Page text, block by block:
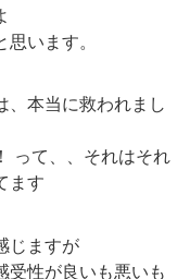
います。
、本当に救われまし
って、、それはそれ
ます
じますが
受性が良いも悪いも